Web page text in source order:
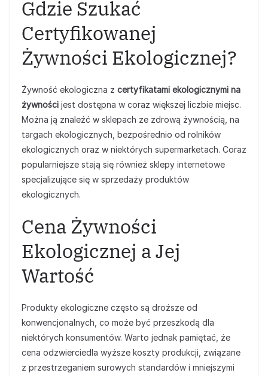
Gdzie Szukać
Certyfikowanej
Żywności Ekologicznej?
Żywność ekologiczna z certyfikatami ekologicznymi na
żywności jest dostępna w coraz większej liczbie miejsc.
Można ją znaleźć w sklepach ze zdrową żywnością, na
targach ekologicznych, bezpośrednio od rolników
ekologicznych oraz w niektórych supermarketach. Coraz
popularniejsze stają się również sklepy internetowe
specjalizujące się w sprzedaży produktów
ekologicznych.
Cena Żywności
Ekologicznej a Jej
Wartość
Produkty ekologiczne często są droższe od
konwencjonalnych, co może być przeszkodą dla
niektórych konsumentów. Warto jednak pamiętać, że
cena odzwierciedla wyższe koszty produkcji, związane
z przestrzeganiem surowych standardów i mniejszymi